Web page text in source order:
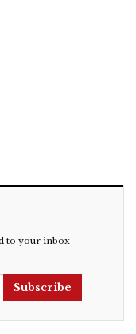
to your inbox
Subscribe